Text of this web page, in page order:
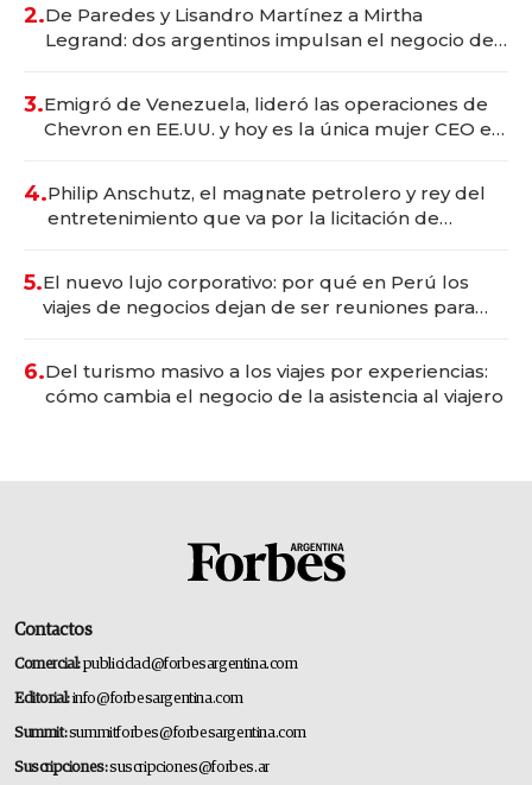
2.De Paredes y Lisandro Martínez a Mirtha
Legrand: dos argentinos impulsan el negocio del
3.Emigró de Venezuela, lideró las operaciones de
Chevron en EE.UU. y hoy es la única mujer CEO en
4.Philip Anschutz, el magnate petrolero y rey del
entretenimiento que va por la licitación de
5.El nuevo lujo corporativo: por qué en Perú los
viajes de negocios dejan de ser reuniones para
6.Del turismo masivo a los viajes por experiencias:
cómo cambia el negocio de la asistencia al viajero
Contactos
Comercial:publicidad@forbesargentina.com
Editorial:info@forbesargentina.com
Summit:summitforbes@forbesargentina.com
Suscripciones:suscripciones@forbes.ar